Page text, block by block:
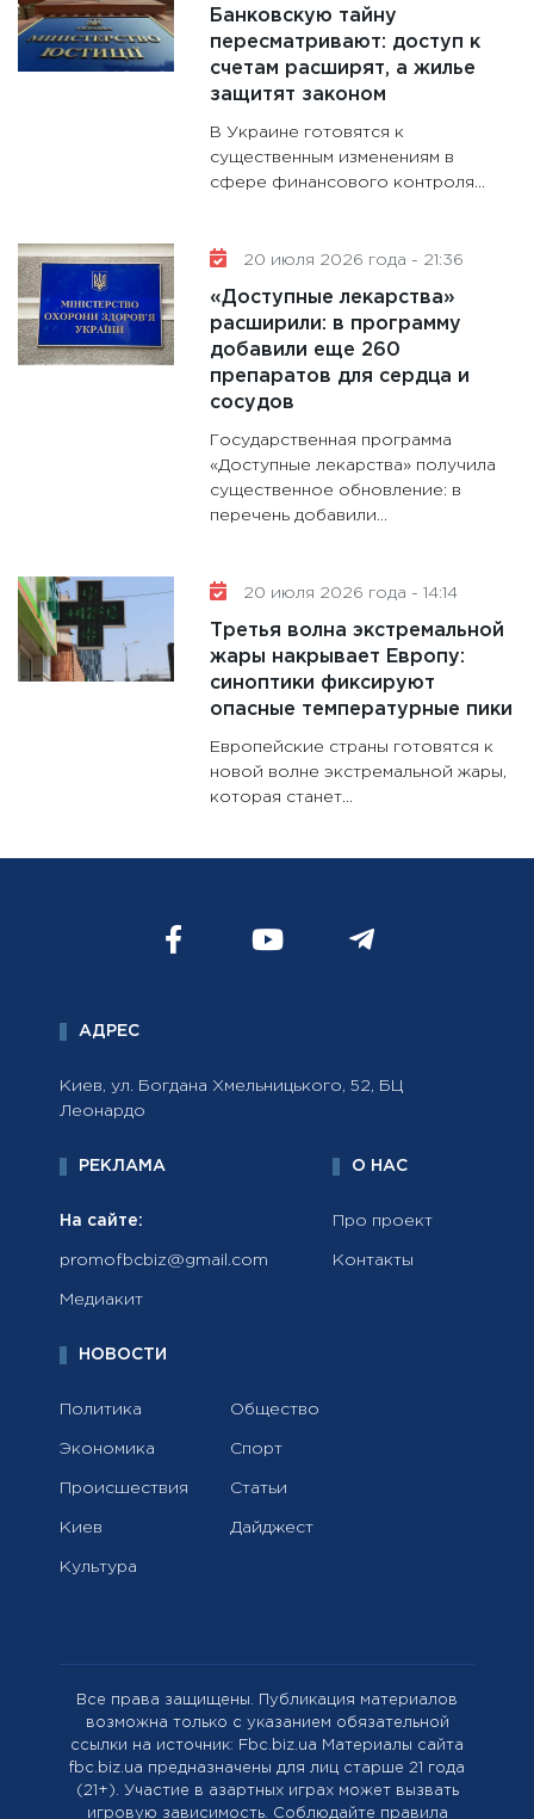
11:30
Банковскую тайну
пересматривают: доступ к
счетам расширят, а жилье
защитят законом
В Украине готовятся к
существенным изменениям в
сфере финансового контроля...
20 июля 2026 года - 21:36
«Доступные лекарства»
расширили: в программу
добавили еще 260
препаратов для сердца и
сосудов
Государственная программа
«Доступные лекарства» получила
существенное обновление: в
перечень добавили...
20 июля 2026 года - 14:14
Третья волна экстремальной
жары накрывает Европу:
синоптики фиксируют
опасные температурные пики
Европейские страны готовятся к
новой волне экстремальной жары,
которая станет...
АДРЕС
Киев, ул. Богдана Хмельницького, 52, БЦ
Леонардо
РЕКЛАМА
На сайте:
promofbcbiz@gmail.com
Медиакит
О НАС
Про проект
Контакты
НОВОСТИ
Политика
Экономика
Происшествия
Киев
Культура
Общество
Спорт
Статьи
Дайджест
Все права защищены. Публикация материалов
возможна только с указанием обязательной
ссылки на источник: Fbc.biz.ua Материалы сайта
fbc.biz.ua предназначены для лиц старше 21 года
(21+). Участие в азартных играх может вызвать
игровую зависимость. Соблюдайте правила